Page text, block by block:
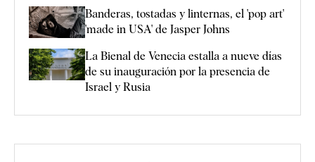
Banderas, tostadas y linternas, el 'pop art'
'made in USA' de Jasper Johns
La Bienal de Venecia estalla a nueve días
de su inauguración por la presencia de
Israel y Rusia